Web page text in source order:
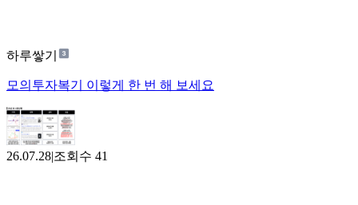
하루쌓기
모의투자복기 이렇게 한 번 해 보세요
26.07.28|조회수 41